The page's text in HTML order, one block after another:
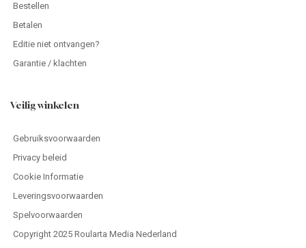
Bestellen
Betalen
Editie niet ontvangen?
Garantie / klachten
Veilig winkelen
Gebruiksvoorwaarden
Privacy beleid
Cookie Informatie
Leveringsvoorwaarden
Spelvoorwaarden
Copyright 2025 Roularta Media Nederland